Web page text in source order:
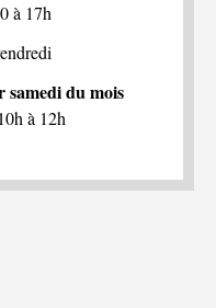
à 17h
samedi du mois
à 12h